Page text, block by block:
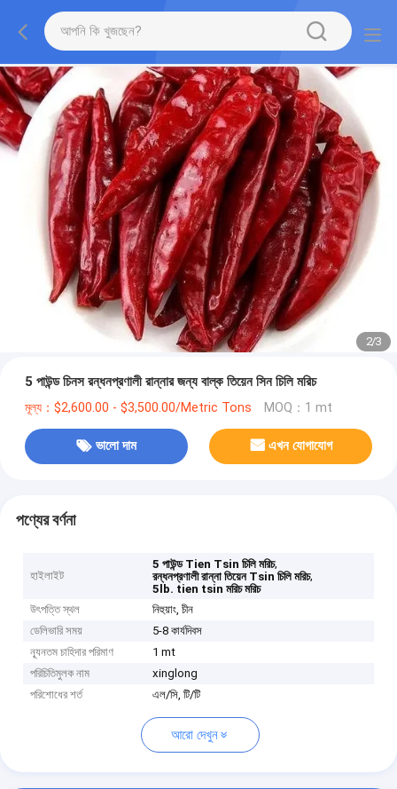
2/3
5 পাউন্ড চিনস রন্ধনপ্রণালী রান্নার জন্য বাল্ক তিয়েন সিন চিলি মরিচ
মূল্য：$2,600.00 - $3,500.00/Metric Tons MOQ：1 mt
ভালো দাম এখন যোগাযোগ
পণ্যের বর্ণনা
হাইলাইট
5 পাউন্ড Tien Tsin চিলি মরিচ,
রন্ধনপ্রণালী রান্না তিয়েন Tsin চিলি মরিচ,
5lb. tien tsin মরিচ মরিচ
উৎপত্তি স্থল
নিহুয়াং, চীন
ডেলিভারি সময়
5-8 কার্যদিবস
ন্যূনতম চাহিদার পরিমাণ
1 mt
পরিচিতিমুলক নাম
xinglong
পরিশোধের শর্ত
এল/সি, টি/টি
আরো দেখুন